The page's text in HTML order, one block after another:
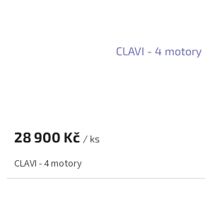
CLAVI - 4 motory
28 900 Kč / ks
CLAVI - 4 motory